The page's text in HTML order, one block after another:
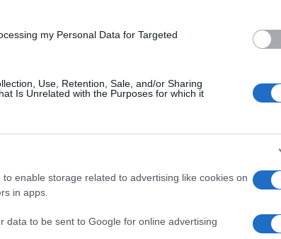
my Personal Data for Targeted
Use, Retention, Sale, and/or Sharing
Is Unrelated with the Purposes for which it
to enable storage related to advertising like cookies on
in apps.
data to be sent to Google for online advertising